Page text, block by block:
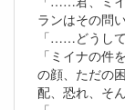
ランはその問
「……どうし
「ミイナの件
の顔、ただの
配、恐れ、そ